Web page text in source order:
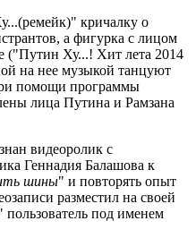
кричалку о
а фигурка с лицом
("Путин Ху...! Хит лета 2014
на нее музыкой танцуют
помощи программы
лица Путина и Рамзана
видеоролик с
Геннадия Балашова к
шины" и повторять опыт
разместил на своей
под именем